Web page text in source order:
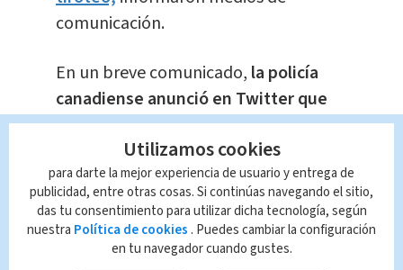
comunicación.
En un breve comunicado, la policía
canadiense anunció en Twitter que
envió equipos de investigación de
homicidiosal aeropuerto de
Vancouver tras el asesinato de una
persona y que por el momento el
edificio permanece "abierto y seguro
con acceso restringido".
Utilizamos cookies
para darte la mejor experiencia de usuario y entrega de
publicidad, entre otras cosas. Si continúas navegando el sitio,
das tu consentimiento para utilizar dicha tecnología, según
nuestra Política de cookies . Puedes cambiar la configuración
en tu navegador cuando gustes.